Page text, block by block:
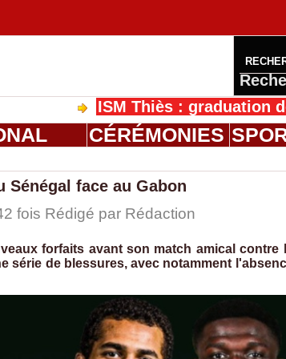
ISM Thiès : graduation de la 5e
CÉRÉMONIES
face au Gabon
fois Rédigé par Rédaction
forfaits avant son match amical contre
série de blessures, avec notamment